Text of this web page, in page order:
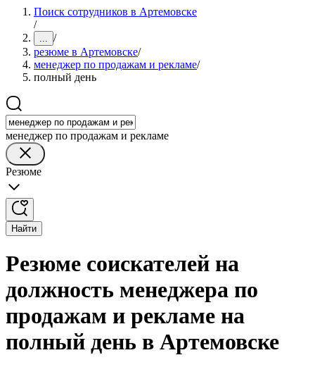
Поиск сотрудников в Артемовске
/
... /
резюме в Артемовске/
менеджер по продажам и рекламе/
полный день
менеджер по продажам и рекламе
Резюме
Найти
Резюме соискателей на
должность менеджера по
продажам и рекламе на
полный день в Артемовске